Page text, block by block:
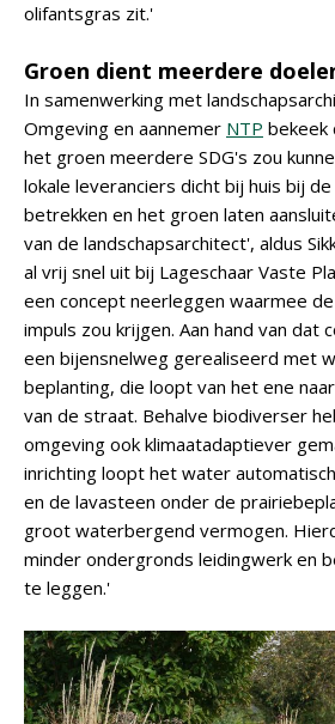
olifantsgras zit.'
Groen dient meerdere
In samenwerking met
Omgeving en aannemer NTP bekeek
het groen meerdere SDG's zou
lokale leveranciers dicht bij huis bij
betrekken en het groen laten
van de landschapsarchitect', aldus
al vrij snel uit bij Lageschaar Vaste
een concept neerleggen waarmee
impuls zou krijgen. Aan hand van dat
een bijensnelweg gerealiseerd met
beplanting, die loopt van het ene
van de straat. Behalve biodiverser
omgeving ook klimaatadaptiever
inrichting loopt het water
en de lavasteen onder de
groot waterbergend vermogen.
minder ondergronds leidingwerk en
te leggen.'